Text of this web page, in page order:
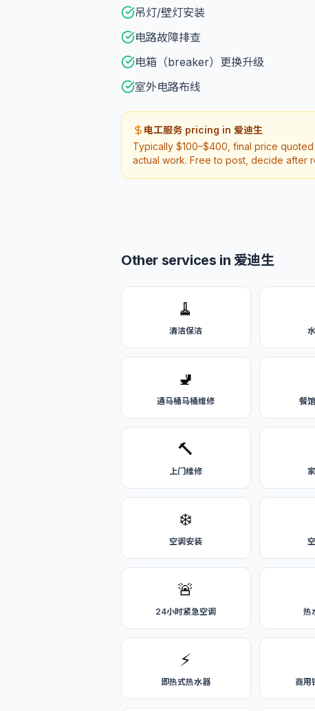
吊灯/壁灯安装
电路故障排查
电箱（breaker）更换升级
室外电路布线
电工服务 pricing in 爱迪生
Typically $100–$400, final price
actual work. Free to post, decide after
Other services in 爱迪生
🧹
清洁保洁
🚽
通马桶马桶维修 餐
🔨
上门维修
❄️
空调安装
🚨
24小时紧急空调 热
⚡
即热式热水器 商用